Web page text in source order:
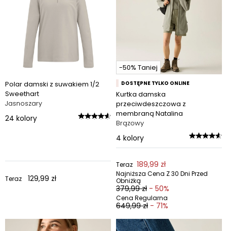
Polar damski z suwakiem 1/2
Sweethart
Jasnoszary
24 kolory
Teraz 129,99 zł
-50% Taniej
DOSTĘPNE TYLKO ONLINE
Kurtka damska
przeciwdeszczowa z
membraną Natalina
Brązowy
4 kolory
Teraz 189,99 zł
Najniższa Cena Z 30 Dni Przed
Obniżką
379,99 zł - 50%
Cena Regularna
649,99 zł - 71%